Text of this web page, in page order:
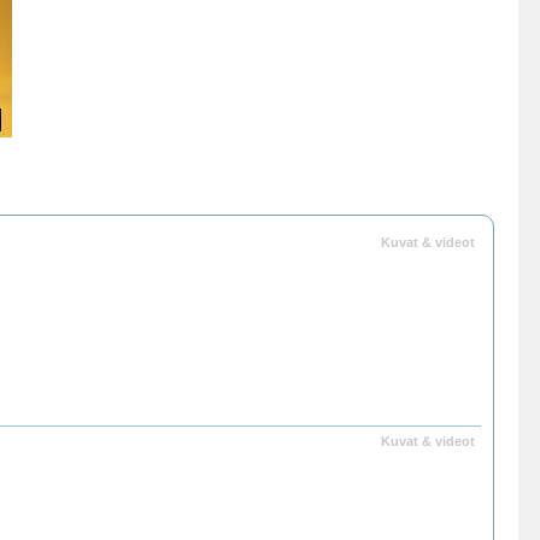
Kuvat & videot
Kuvat & videot